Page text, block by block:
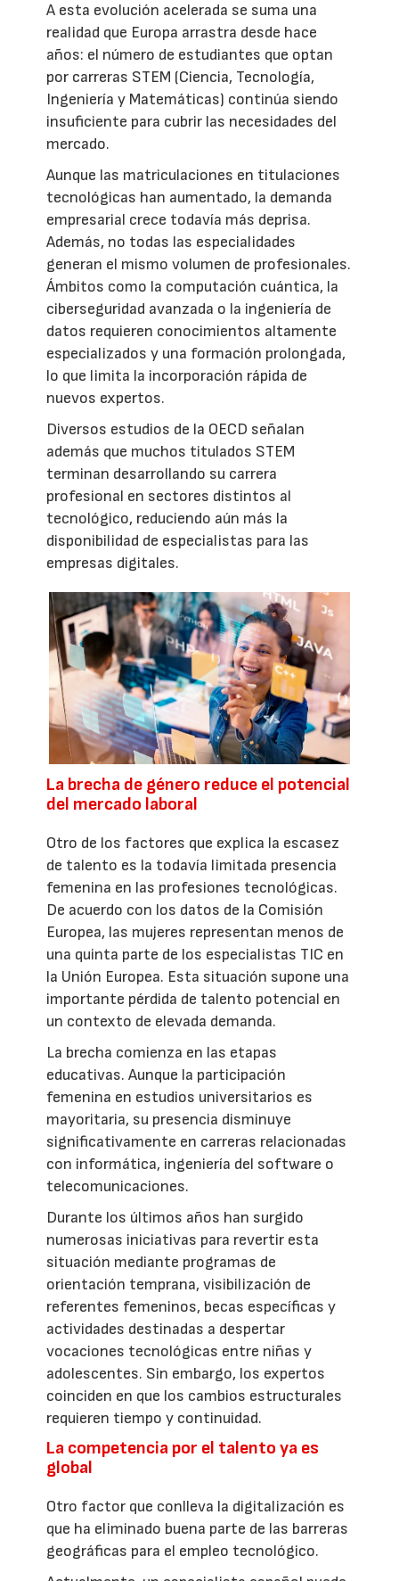
A esta evolución acelerada se suma una
realidad que Europa arrastra desde hace
años: el número de estudiantes que optan
por carreras STEM (Ciencia, Tecnología,
Ingeniería y Matemáticas) continúa siendo
insuficiente para cubrir las necesidades del
mercado.
Aunque las matriculaciones en titulaciones
tecnológicas han aumentado, la demanda
empresarial crece todavía más deprisa.
Además, no todas las especialidades
generan el mismo volumen de profesionales.
Ámbitos como la computación cuántica, la
ciberseguridad avanzada o la ingeniería de
datos requieren conocimientos altamente
especializados y una formación prolongada,
lo que limita la incorporación rápida de
nuevos expertos.
Diversos estudios de la OECD señalan
además que muchos titulados STEM
terminan desarrollando su carrera
profesional en sectores distintos al
tecnológico, reduciendo aún más la
disponibilidad de especialistas para las
empresas digitales.
La brecha de género reduce el potencial
del mercado laboral
Otro de los factores que explica la escasez
de talento es la todavía limitada presencia
femenina en las profesiones tecnológicas.
De acuerdo con los datos de la Comisión
Europea, las mujeres representan menos de
una quinta parte de los especialistas TIC en
la Unión Europea. Esta situación supone una
importante pérdida de talento potencial en
un contexto de elevada demanda.
La brecha comienza en las etapas
educativas. Aunque la participación
femenina en estudios universitarios es
mayoritaria, su presencia disminuye
significativamente en carreras relacionadas
con informática, ingeniería del software o
telecomunicaciones.
Durante los últimos años han surgido
numerosas iniciativas para revertir esta
situación mediante programas de
orientación temprana, visibilización de
referentes femeninos, becas específicas y
actividades destinadas a despertar
vocaciones tecnológicas entre niñas y
adolescentes. Sin embargo, los expertos
coinciden en que los cambios estructurales
requieren tiempo y continuidad.
La competencia por el talento ya es
global
Otro factor que conlleva la digitalización es
que ha eliminado buena parte de las barreras
geográficas para el empleo tecnológico.